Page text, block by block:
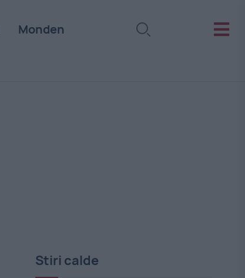
Monden
Stiri calde